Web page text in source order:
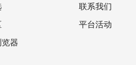
器
联系我们
平台活动